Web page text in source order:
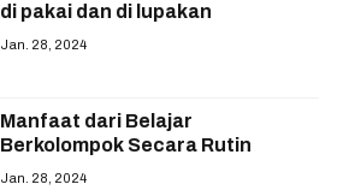
di pakai dan di lupakan
Jan. 28, 2024
Manfaat dari Belajar
Berkolompok Secara Rutin
Jan. 28, 2024